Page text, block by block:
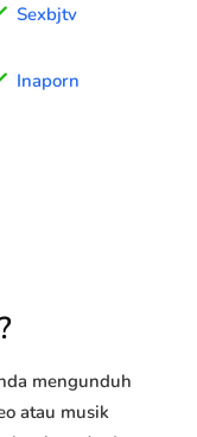
Sexbjtv
Inaporn
mengunduh
atau musik